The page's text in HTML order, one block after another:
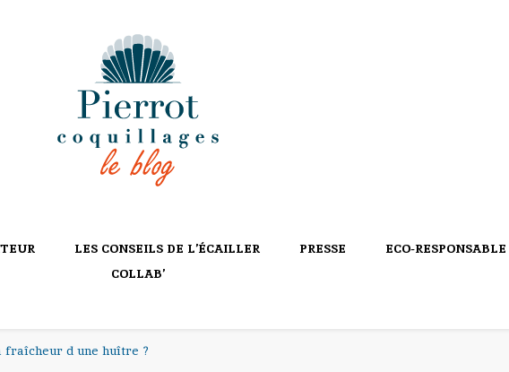
LES CONSEILS DE L’ÉCAILLER PRESSE ECO-RESPONSABLE
COLLAB’
fraîcheur d une huître ?